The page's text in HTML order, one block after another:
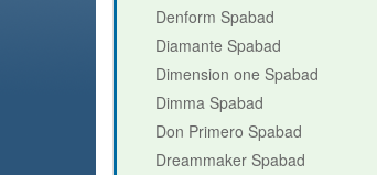
Denform Spabad
Diamante Spabad
Dimension one Spabad
Dimma Spabad
Don Primero Spabad
Dreammaker Spabad